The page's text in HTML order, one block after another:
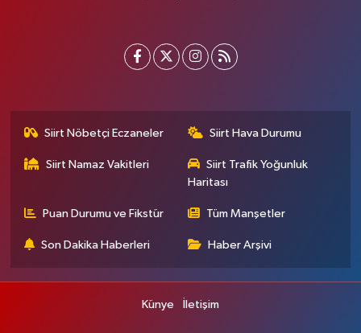
Siirt Nöbetçi Eczaneler Siirt Hava Durumu
Siirt Namaz Vakitleri
Siirt Trafik Yoğunluk
Haritası
Puan Durumu ve Fikstür Tüm Manşetler
Son Dakika Haberleri Haber Arşivi
Künye İletişim